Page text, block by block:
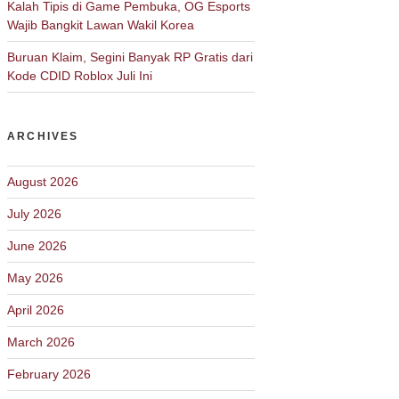
Kalah Tipis di Game Pembuka, OG Esports
Wajib Bangkit Lawan Wakil Korea
Buruan Klaim, Segini Banyak RP Gratis dari
Kode CDID Roblox Juli Ini
ARCHIVES
August 2026
July 2026
June 2026
May 2026
April 2026
March 2026
February 2026